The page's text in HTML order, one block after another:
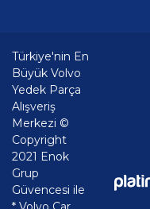
Türkiye'nin En
Büyük Volvo
Yedek Parça
Alışveriş
Merkezi ©
Copyright
2021 Enok
Grup
Güvencesi ile